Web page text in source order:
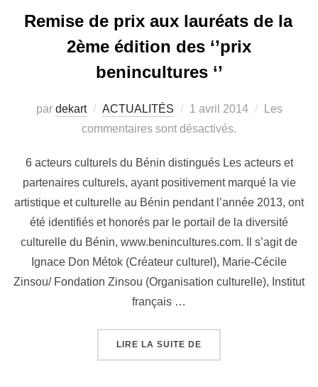
Remise de prix aux lauréats de la
2ème édition des ‘’prix
benincultures ‘’
par dekart ACTUALITÉS 1 avril 2014
Les
commentaires sont désactivés.
6 acteurs culturels du Bénin distingués Les acteurs et
partenaires culturels, ayant positivement marqué la vie
artistique et culturelle au Bénin pendant l’année 2013, ont
été identifiés et honorés par le portail de la diversité
culturelle du Bénin, www.benincultures.com. Il s’agit de
Ignace Don Métok (Créateur culturel), Marie-Cécile
Zinsou/ Fondation Zinsou (Organisation culturelle), Institut
français …
LIRE LA SUITE DE